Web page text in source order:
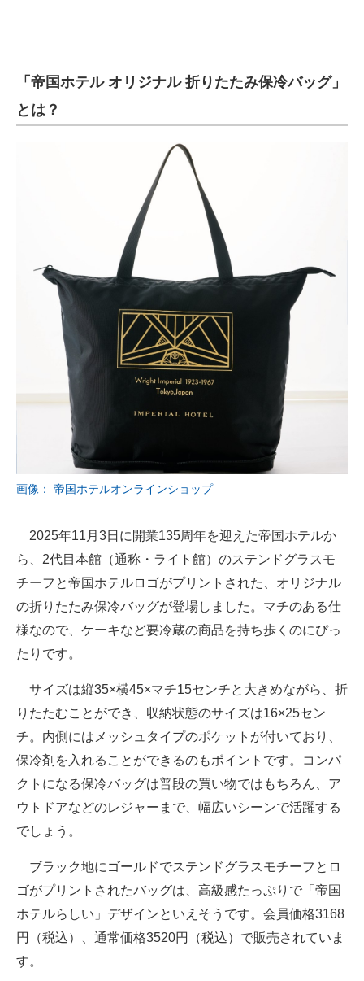
ちょっと気になるネットの話題
「帝国ホテル オリジナル 折りたたみ保冷バッグ」
とは？
画像： 帝国ホテルオンラインショップ
2025年11月3日に開業135周年を迎えた帝国ホテルか
ら、2代目本館（通称・ライト館）のステンドグラスモ
チーフと帝国ホテルロゴがプリントされた、オリジナル
の折りたたみ保冷バッグが登場しました。マチのある仕
様なので、ケーキなど要冷蔵の商品を持ち歩くのにぴっ
たりです。
サイズは縦35×横45×マチ15センチと大きめながら、折
りたたむことができ、収納状態のサイズは16×25セン
チ。内側にはメッシュタイプのポケットが付いており、
保冷剤を入れることができるのもポイントです。コンパ
クトになる保冷バッグは普段の買い物ではもちろん、ア
ウトドアなどのレジャーまで、幅広いシーンで活躍する
でしょう。
ブラック地にゴールドでステンドグラスモチーフとロ
ゴがプリントされたバッグは、高級感たっぷりで「帝国
ホテルらしい」デザインといえそうです。会員価格3168
円（税込）、通常価格3520円（税込）で販売されていま
す。